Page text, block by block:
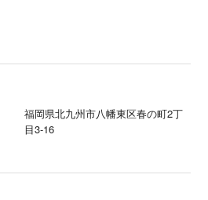
福岡県北九州市八幡東区春の町2丁
目3-16